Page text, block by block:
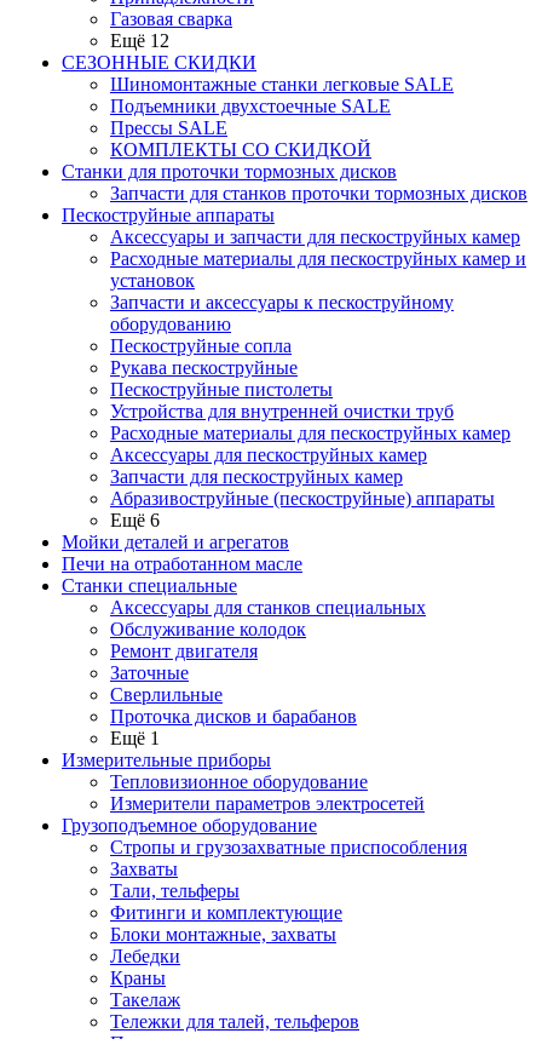
Газовая сварка
Ещё 12
СЕЗОННЫЕ СКИДКИ
Шиномонтажные станки легковые SALE
Подъемники двухстоечные SALE
Прессы SALE
КОМПЛЕКТЫ СО СКИДКОЙ
Станки для проточки тормозных дисков
Запчасти для станков проточки тормозных дисков
Пескоструйные аппараты
Аксессуары и запчасти для пескоструйных камер
Расходные материалы для пескоструйных камер и
установок
Запчасти и аксессуары к пескоструйному
оборудованию
Пескоструйные сопла
Рукава пескоструйные
Пескоструйные пистолеты
Устройства для внутренней очистки труб
Расходные материалы для пескоструйных камер
Аксессуары для пескоструйных камер
Запчасти для пескоструйных камер
Абразивоструйные (пескоструйные) аппараты
Ещё 6
Мойки деталей и агрегатов
Печи на отработанном масле
Станки специальные
Аксессуары для станков специальных
Обслуживание колодок
Ремонт двигателя
Заточные
Сверлильные
Проточка дисков и барабанов
Ещё 1
Измерительные приборы
Тепловизионное оборудование
Измерители параметров электросетей
Грузоподъемное оборудование
Стропы и грузозахватные приспособления
Захваты
Тали, тельферы
Фитинги и комплектующие
Блоки монтажные, захваты
Лебедки
Краны
Такелаж
Тележки для талей, тельферов